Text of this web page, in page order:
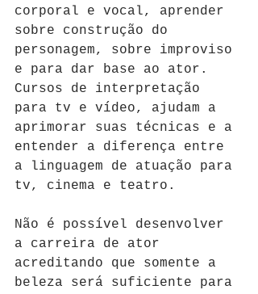
corporal e vocal, aprender
sobre construção do
personagem, sobre improviso
e para dar base ao ator.
Cursos de interpretação
para tv e vídeo, ajudam a
aprimorar suas técnicas e a
entender a diferença entre
a linguagem de atuação para
tv, cinema e teatro.
Não é possível desenvolver
a carreira de ator
acreditando que somente a
beleza será suficiente para